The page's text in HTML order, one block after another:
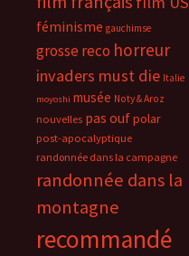
féminisme gauchimse
grosse reco horreur
invaders must die Italie
moyoshi musée Noty & Aroz
nouvelles pas oufpolar
post-apocalyptique
randonnée dans la campagne
randonnée dans la
montagne
recommandé